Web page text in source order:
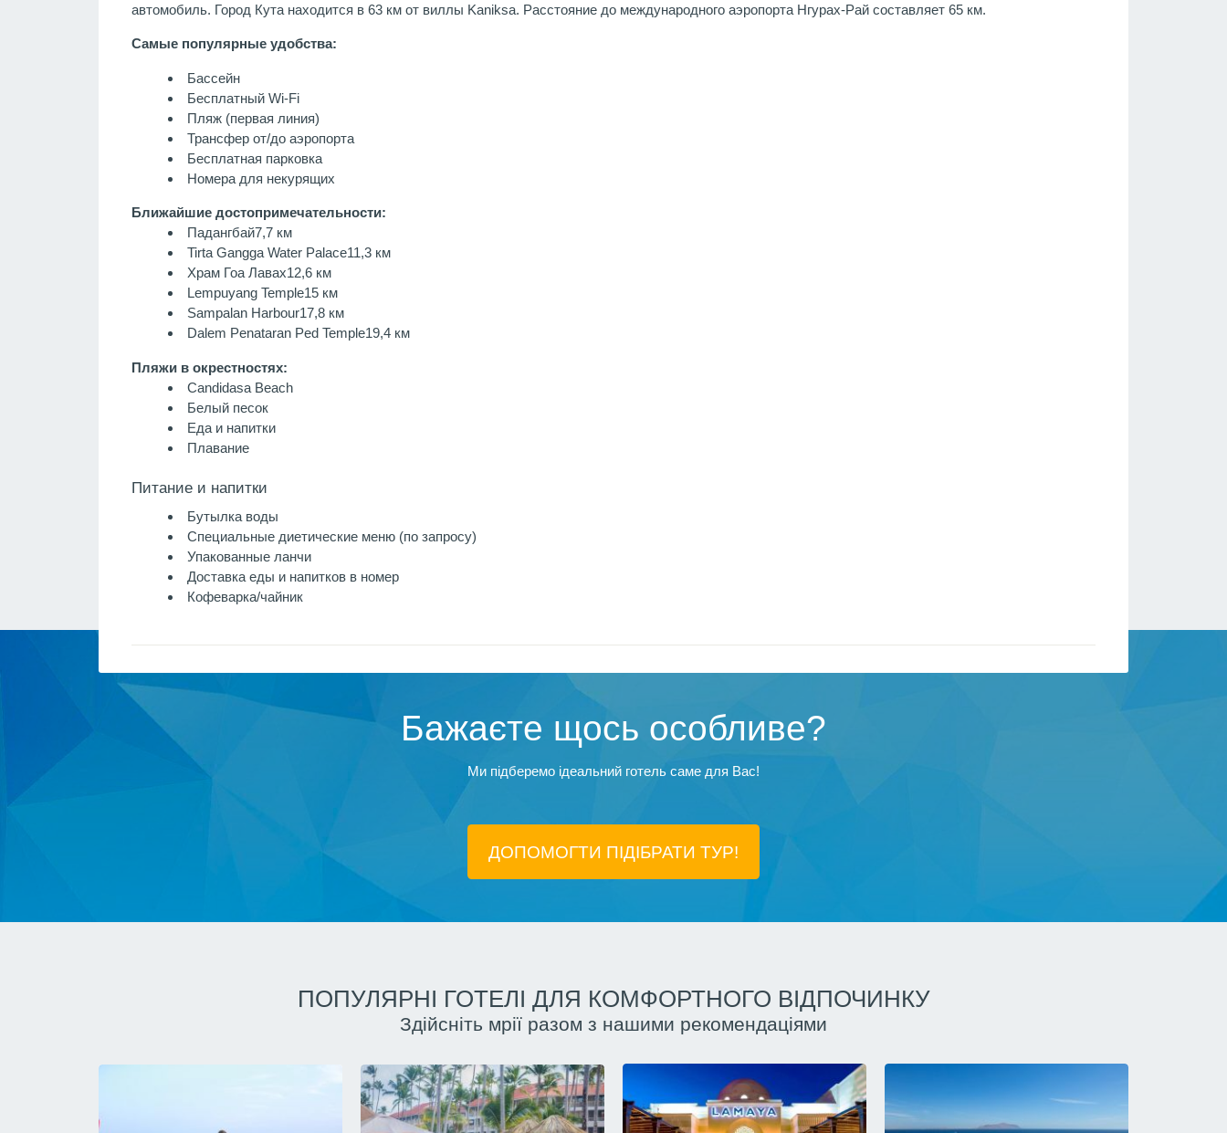
автомобиль. Город Кута находится в 63 км от виллы Kaniksa. Расстояние до международного аэропорта Нгурах-Рай составляет 65 км.
Самые популярные удобства:
Бассейн
Бесплатный Wi-Fi
Пляж (первая линия)
Трансфер от/до аэропорта
Бесплатная парковка
Номера для некурящих
Ближайшие достопримечательности:
Падангбай7,7 км
Tirta Gangga Water Palace11,3 км
Храм Гоа Лавах12,6 км
Lempuyang Temple15 км
Sampalan Harbour17,8 км
Dalem Penataran Ped Temple19,4 км
Пляжи в окрестностях:
Candidasa Beach
Белый песок
Еда и напитки
Плавание
Питание и напитки
Бутылка воды
Специальные диетические меню (по запросу)
Упакованные ланчи
Доставка еды и напитков в номер
Кофеварка/чайник
Бажаєте щось особливе?
Ми підберемо ідеальний готель саме для Вас!
ДОПОМОГТИ ПІДIБРАТИ ТУР!
ПОПУЛЯРНІ ГОТЕЛІ ДЛЯ КОМФОРТНОГО ВІДПОЧИНКУ
Здійсніть мрії разом з нашими рекомендаціями